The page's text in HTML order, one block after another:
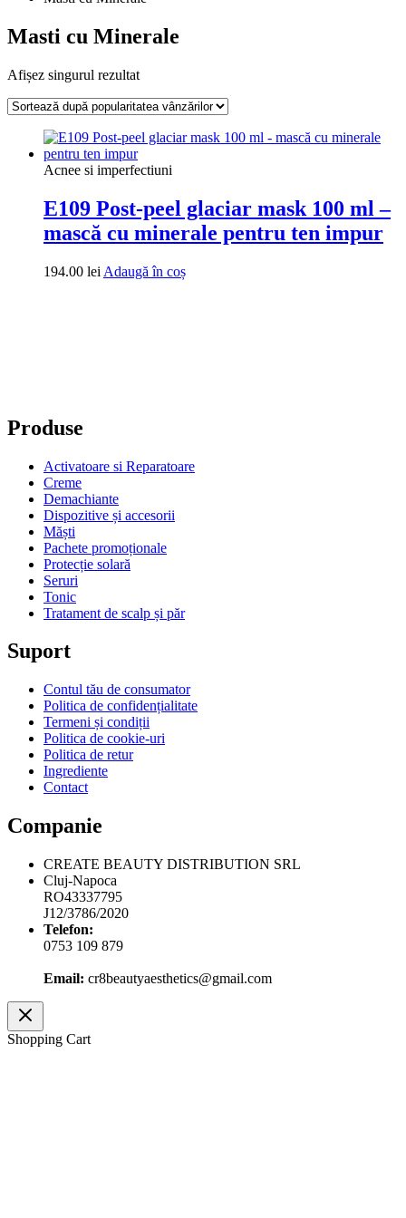
Masti cu Minerale
Afișez singurul rezultat
Acnee si imperfectiuni
E109 Post-peel glaciar mask 100 ml –
mască cu minerale pentru ten impur
194.00 lei Adaugă în coș
Produse
Activatoare si Reparatoare
Creme
Demachiante
Dispozitive și accesorii
Măști
Pachete promoționale
Protecție solară
Seruri
Tonic
Tratament de scalp și păr
Suport
Contul tău de consumator
Politica de confidențialitate
Termeni și condiții
Politica de cookie-uri
Politica de retur
Ingrediente
Contact
Companie
CREATE BEAUTY DISTRIBUTION SRL
Cluj-Napoca
RO43337795
J12/3786/2020
Telefon:
0753 109 879
Email: cr8beautyaesthetics@gmail.com
Shopping Cart